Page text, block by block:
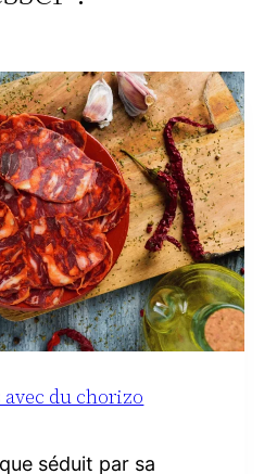
avec du chorizo
séduit par sa